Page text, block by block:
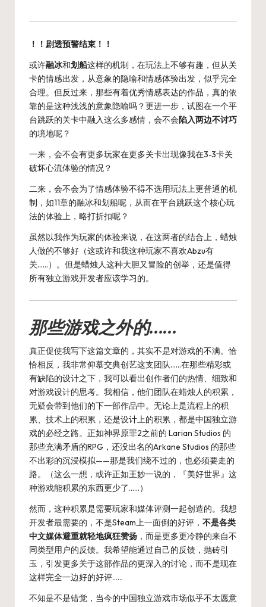
！！剧透预警结束！！
或许融冰和划船这样的机制，在玩法上不够有趣，但从关
卡的情感出发，从意象的隐喻和情感体验出发，似乎完全
合理。但反过来，那些有着优秀情感表达的作品，真的依
靠的是这种浅浅的意象隐喻吗？更进一步，试图在一个平
台跳跃的关卡中融入这么多感情，会不会陷入两边不讨巧
的境地呢？
一来，会不会有更多玩家在更多关卡出现像我在3-3卡关
破坏心流体验的情况？
二来，会不会为了情感体验不得不选用玩法上更普通的机
制，如11章的融冰和划船呢，从而在平台跳跃这个核心玩
法的体验上，略打折扣呢？
虽然以我作为玩家的体验来说，在这两者的结合上，蜡烛
人做的不够好（这或许和我这种玩家不喜欢Abzu有
关……）。但是蜡烛人这种大胆又冒险的创举，还是值得
所有独立游戏开发者应该学习的。
那些游戏之外的……
真正促使我写下这篇文章的，其实不是对游戏的不满。恰
恰相反，我非常仰慕交典创艺这支团队……在那些精彩或
有缺陷的设计之下，我可以看出创作者们的热情、细致和
对游戏设计的思考。我相信，他们团队在蜡烛人的积累，
无疑会带到他们的下一部作品中。无论上是流程上的积
累、技术上的积累，还是设计上的积累，都是中国独立游
戏的必经之路。正如神界原罪2之前的 Larian Studios 的
那些充满矛盾的RPG，还没出名的Arkane Studios 的那些
不出彩的沉浸模拟——那是我们绕不过的，也必须要走的
路。（这么一想， 或许正如王妙一说的 ，『美好世界』这
种游戏能积累的东西更少了……）
然而，这种积累是需要玩家和媒体评测一起创造的。我想
开发者最需要的，不是Steam上一面倒的好评， 不是各类
中文媒体避重就轻地疯狂赞扬 ，而是更多更冷静的来自不
同类型用户的反馈。我希望能通过自己的反馈，抛砖引
玉，引发更多关于这部作品的更深入的讨论，而不是现在
这样完全一边好的好评……
不知是不是错觉，当今的中国独立游戏市场似乎不太愿意